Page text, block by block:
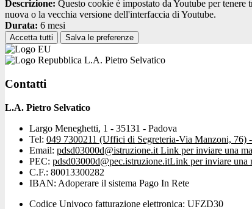
Descrizione: Questo cookie è impostato da Youtube per
nuova o la vecchia versione dell'interfaccia di Youtube.
Durata: 6 mesi
Accetta tutti Salva le preferenze
L.A. Pietro Selvatico
Contatti
L.A. Pietro Selvatico
Largo Meneghetti, 1 - 35131 - Padova
Tel: 049 7300211 (Uffici di Segreteria-Via Manzoni, 76)
Email: pdsd03000d@istruzione.it Link per inviare una
PEC: pdsd03000d@pec.istruzione.itLink per inviare una
C.F.: 80013300282
IBAN: Adoperare il sistema Pago In Rete
Codice Univoco fatturazione elettronica: UFZD30